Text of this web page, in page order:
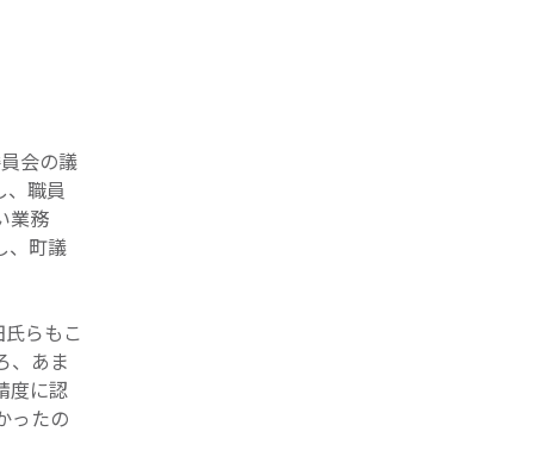
会の議
、職員
業務
、町議
らもこ
、あま
度に認
ったの